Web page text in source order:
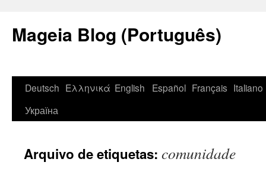
Mageia Blog (Português)
Deutsch Ελληνικά English Español Français Italiano
Україна
Arquivo de etiquetas: comunidade